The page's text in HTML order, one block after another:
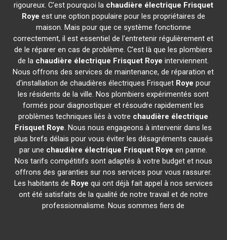
rigoureux. C'est pourquoi la chaudière électrique Frisquet
Roye est une option populaire pour les propriétaires de
maison. Mais pour que ce système fonctionne
correctement, il est essentiel de l'entretenir régulièrement et
de le réparer en cas de problème. C'est là que les plombiers
de la chaudière électrique Frisquet Roye interviennent.
Nous offrons des services de maintenance, de réparation et
d'installation de chaudières électriques Frisquet Roye pour
les résidents de la ville. Nos plombiers expérimentés sont
formés pour diagnostiquer et résoudre rapidement les
problèmes techniques liés à votre chaudière électrique
Frisquet Roye. Nous nous engageons à intervenir dans les
plus brefs délais pour vous éviter les désagréments causés
par une chaudière électrique Frisquet Roye en panne.
Nos tarifs compétitifs sont adaptés à votre budget et nous
offrons des garanties sur nos services pour vous rassurer.
Les habitants de Roye qui ont déjà fait appel à nos services
ont été satisfaits de la qualité de notre travail et de notre
professionnalisme. Nous sommes fiers de